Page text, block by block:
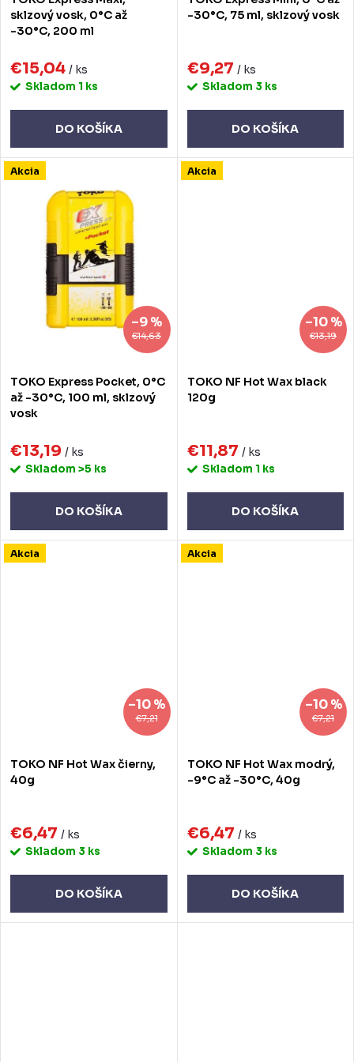
d
u
k
t
v
d
u
k
v
sklzový vosk, 0°C až
-30°C, 200 ml
€15,04 / ks
Skladom 1 ks
DO KOŠÍKA
-30°C, 75 ml, sklzový vosk
€9,27 / ks
Skladom 3 ks
DO KOŠÍKA
Akcia
€14,63
–9 %
TOKO Express Pocket, 0°C
až -30°C, 100 ml, sklzový
vosk
€13,19 / ks
Skladom >5 ks
DO KOŠÍKA
Akcia
€13,19
–10 %
TOKO NF Hot Wax black
120g
€11,87 / ks
Skladom 1 ks
DO KOŠÍKA
Akcia
€7,21
–10 %
TOKO NF Hot Wax čierny,
40g
€6,47 / ks
Skladom 3 ks
DO KOŠÍKA
Akcia
€7,21
–10 %
TOKO NF Hot Wax modrý,
-9°C až -30°C, 40g
€6,47 / ks
Skladom 3 ks
DO KOŠÍKA